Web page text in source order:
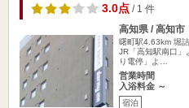
3.0点/ 1 件
高知県 / 高知市
曙町駅4.63km 堀
JR「高知駅南口」
り電停」よ…
営業時間
入浴料金 ～
宿泊